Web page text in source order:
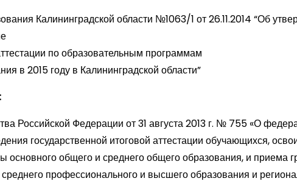
Калининградской области №1063/1 от 26.11.2014 “Об
по образовательным программам
в 2015 году в Калининградской области”
Российской Федерации от 31 августа 2013 г. № 755 «О
государственной итоговой аттестации обучающихся,
основного общего и среднего общего образования, и приема
профессионального и высшего образования и